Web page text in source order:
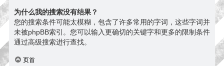
为什么我的搜索没有结果？
您的搜索条件可能太模糊，包含了许多常用的字词，这些字词并
未被phpBB索引。您可以输入更确切的关键字和更多的限制条件
通过高级搜索进行查找。
页首